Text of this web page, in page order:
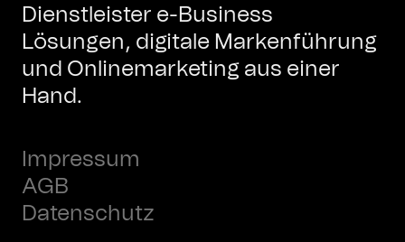
Dienstleister e-Business
Lösungen, digitale Markenführung
und Onlinemarketing aus einer
Hand.
Impressum
AGB
Datenschutz